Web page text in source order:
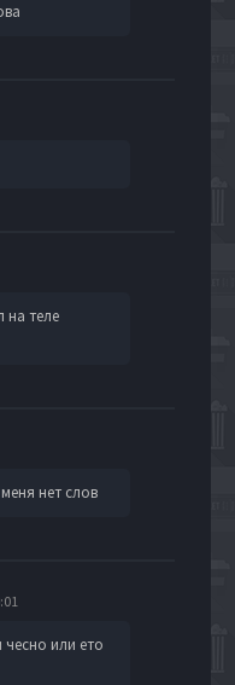
на теле
нет слов
чесно или ето